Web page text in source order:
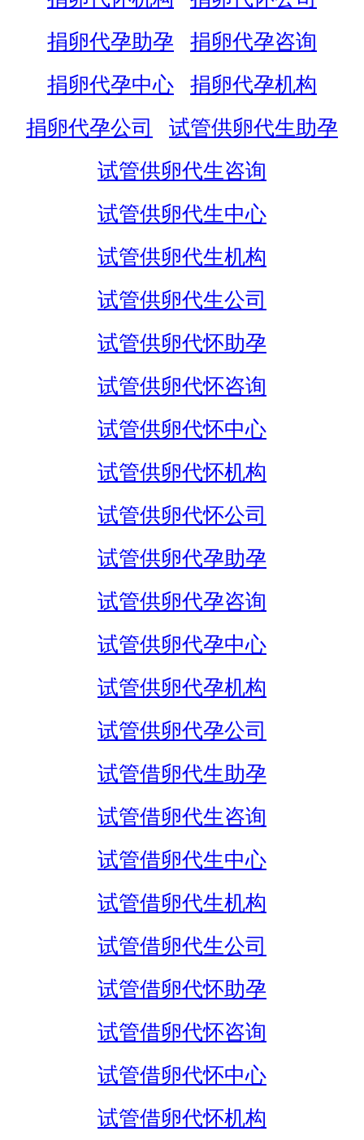
捐卵代孕助孕
捐卵代孕咨询
捐卵代孕中心
捐卵代孕机构
捐卵代孕公司
试管供卵代生助孕
试管供卵代生咨询
试管供卵代生中心
试管供卵代生机构
试管供卵代生公司
试管供卵代怀助孕
试管供卵代怀咨询
试管供卵代怀中心
试管供卵代怀机构
试管供卵代怀公司
试管供卵代孕助孕
试管供卵代孕咨询
试管供卵代孕中心
试管供卵代孕机构
试管供卵代孕公司
试管借卵代生助孕
试管借卵代生咨询
试管借卵代生中心
试管借卵代生机构
试管借卵代生公司
试管借卵代怀助孕
试管借卵代怀咨询
试管借卵代怀中心
试管借卵代怀机构